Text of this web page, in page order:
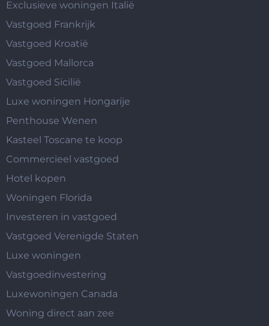
Exclusieve woningen Italië
Vastgoed Frankrijk
Vastgoed Kroatië
Vastgoed Mallorca
Vastgoed Sicilië
Luxe woningen Hongarije
Penthouse Wenen
Kasteel Toscane te koop
Commercieel vastgoed
Hotel kopen
Woningen Florida
Investeren in vastgoed
Vastgoed Verenigde Staten
Luxe woningen
Vastgoedinvestering
Luxewoningen Canada
Woning direct aan zee